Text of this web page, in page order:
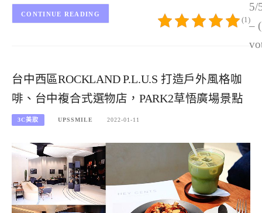
5/
–
(1)
CONTINUE READING
台中西區ROCKLAND P.L.U.S 打造戶外風格咖
啡、台中複合式選物店，PARK2草悟廣場景點
3C美妝 UPSSMILE 2022-01-11